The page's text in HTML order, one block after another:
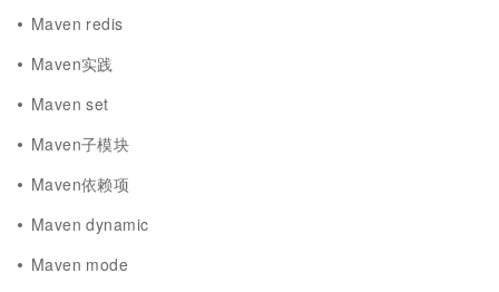
Maven redis
Maven实践
Maven set
Maven子模块
Maven依赖项
Maven dynamic
Maven mode